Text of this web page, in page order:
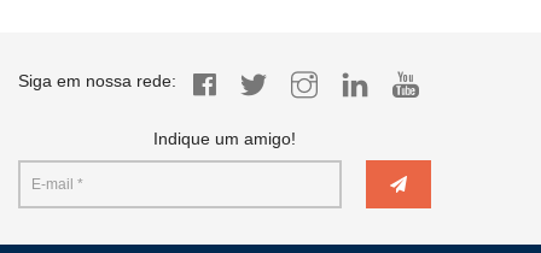
Siga em nossa rede:
Indique um amigo!